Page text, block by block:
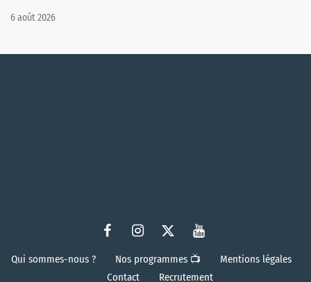
6 août 2026
Qui sommes-nous ? Nos programmes 📺
Mentions légales
Contact
Recrutement